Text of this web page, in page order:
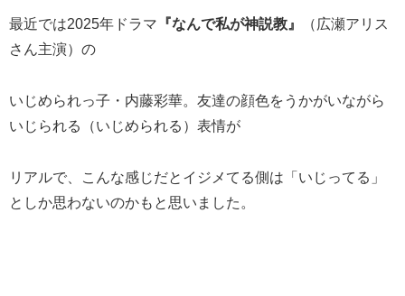
最近では2025年ドラマ 『なんで私が神説教』
（広瀬アリス
さん主演）の
いじめられっ子・内藤彩華。友達の顔色をうかがいながら
いじられる（いじめられる）表情が
リアルで、こんな感じだとイジメてる側は「いじってる」
としか思わないのかもと思いました。